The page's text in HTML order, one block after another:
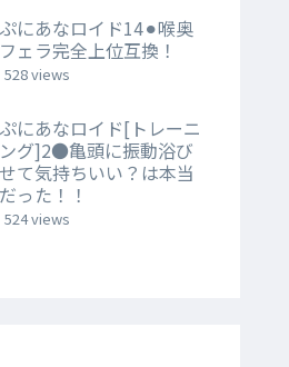
ぷにあなロイド14⚫︎喉奥
フェラ完全上位互換！
528 views
ぷにあなロイド[トレーニ
ング]2●亀頭に振動浴び
せて気持ちいい？は本当
だった！！
524 views